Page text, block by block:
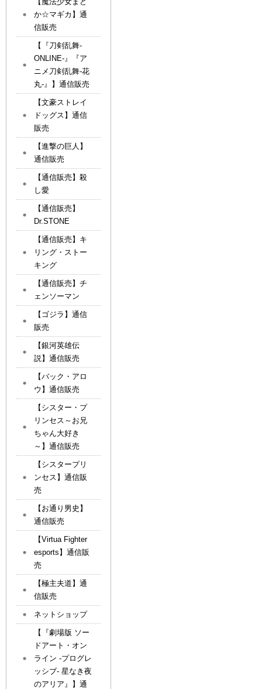
か☆マギカ】通
信販売
【『刀剣乱舞-
ONLINE-』『ア
ニメ刀剣乱舞-花
丸-』】通信販売
【文豪ストレイ
ドッグス】通信
販売
【進撃の巨人】
通信販売
【通信販売】殺
し愛
【通信販売】
Dr.STONE
【通信販売】キ
リング・ストー
キング
【通信販売】チ
ェンソーマン
【ゴジラ】通信
販売
【銀河英雄伝
説】通信販売
【バック・アロ
ウ】通信販売
【シスター・プ
リンセス～お兄
ちゃん大好き
～】通信販売
【シスタープリ
ンセス】通信販
売
【お通り男史】
通信販売
【Virtua Fighter
esports】通信販
売
【極主夫道】通
信販売
ネットショップ
【『劇場版 ソー
ドアート・オン
ライン -プログレ
ッシブ- 星なき夜
のアリア』】通